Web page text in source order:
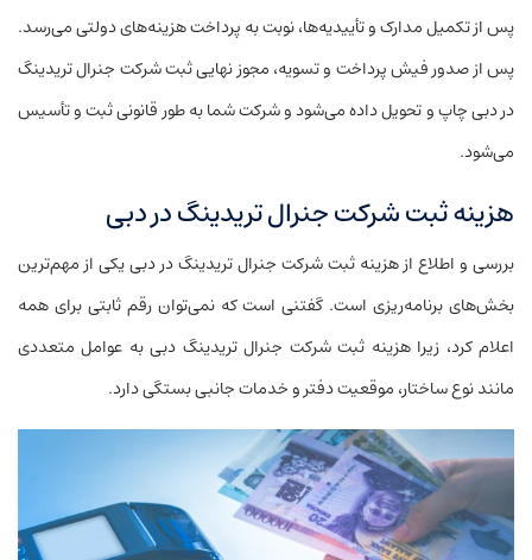
پس از تکمیل مدارک و تأییدیه‌ها، نوبت به پرداخت هزینه‌های دولتی می‌رسد.
پس از صدور فیش پرداخت و تسویه، مجوز نهایی ثبت شرکت جنرال تریدینگ
در دبی چاپ و تحویل داده می‌شود و شرکت شما به طور قانونی ثبت و تأسیس
می‌شود.
هزینه ثبت شرکت جنرال تریدینگ در دبی
بررسی و اطلاع از هزینه ثبت شرکت جنرال تریدینگ در دبی یکی از مهم‌ترین
بخش‌های برنامه‌ریزی است. گفتنی است که نمی‌توان رقم ثابتی برای همه
اعلام کرد، زیرا هزینه ثبت شرکت جنرال تریدینگ دبی به عوامل متعددی
مانند نوع ساختار، موقعیت دفتر و خدمات جانبی بستگی دارد.